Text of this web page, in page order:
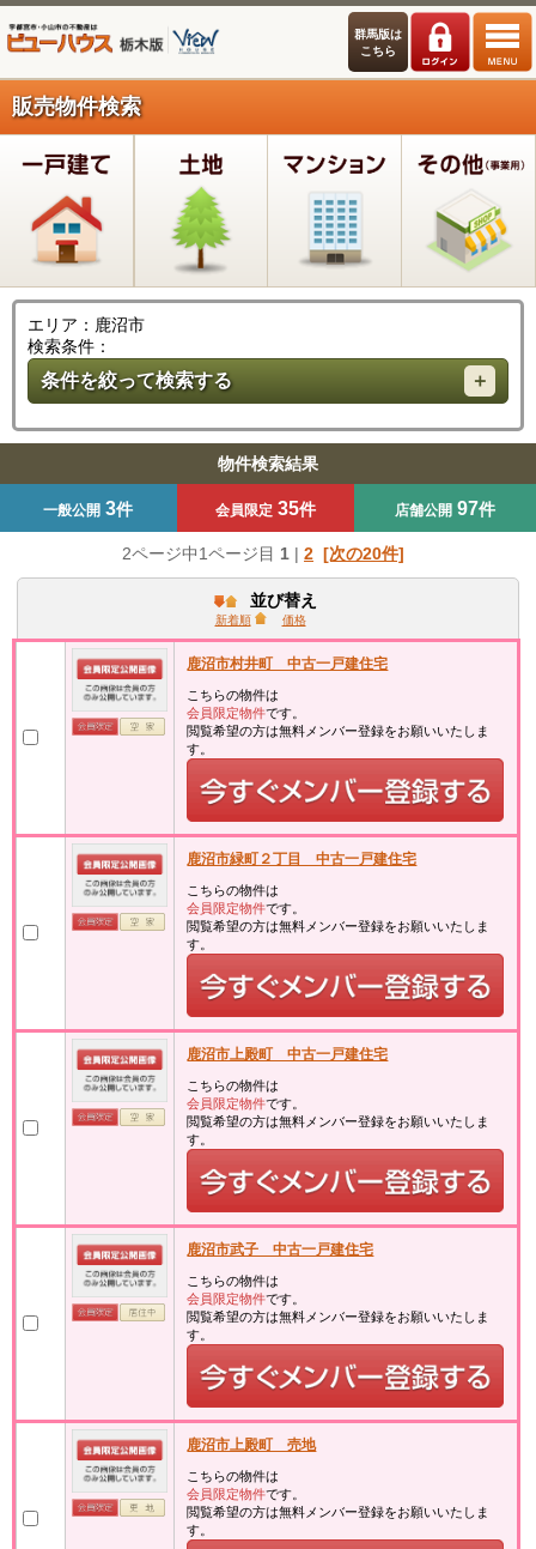
群馬版は
こちら
販売物件検索
エリア：鹿沼市
検索条件：
条件を絞って検索する
物件検索結果
一般公開 3件 会員限定 35件 店舗公開 97件
2ページ中1ページ目 1 | 2 [次の20件]
並び替え
新着順 価格
鹿沼市村井町 中古一戸建住宅
こちらの物件は
会員限定物件です。
閲覧希望の方は無料メンバー登録をお願いいたしま
す。
鹿沼市緑町２丁目 中古一戸建住宅
こちらの物件は
会員限定物件です。
閲覧希望の方は無料メンバー登録をお願いいたしま
す。
鹿沼市上殿町 中古一戸建住宅
こちらの物件は
会員限定物件です。
閲覧希望の方は無料メンバー登録をお願いいたしま
す。
鹿沼市武子 中古一戸建住宅
こちらの物件は
会員限定物件です。
閲覧希望の方は無料メンバー登録をお願いいたしま
す。
鹿沼市上殿町 売地
こちらの物件は
会員限定物件です。
閲覧希望の方は無料メンバー登録をお願いいたしま
す。